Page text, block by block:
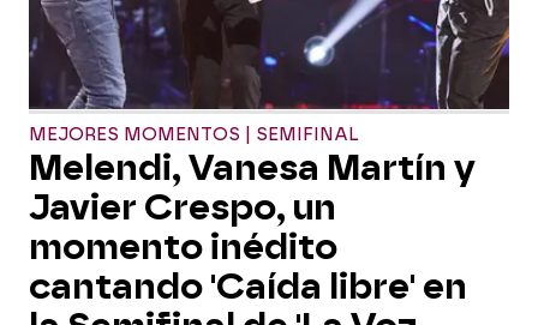
MEJORES MOMENTOS | SEMIFINAL
Melendi, Vanesa Martín y
Javier Crespo, un
momento inédito
cantando 'Caída libre' en